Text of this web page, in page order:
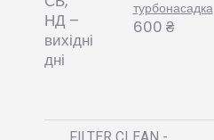
НД –
вихідні
дні
турбонасадка
600 ₴